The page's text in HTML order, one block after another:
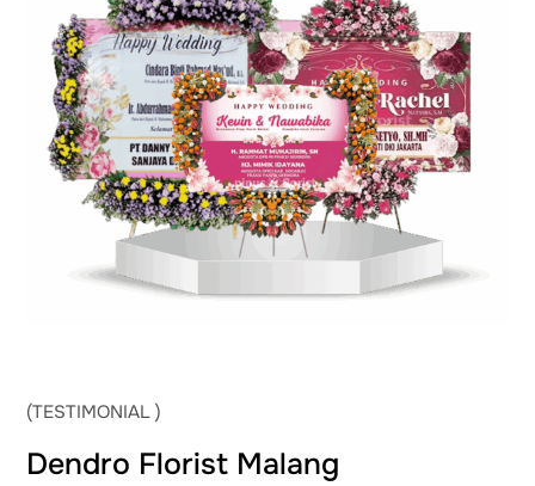
(TESTIMONIAL )
Dendro Florist Malang